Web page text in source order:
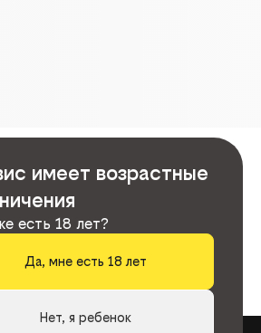
имеет возрастные
есть 18 лет?
Да, мне есть 18 лет
Нет, я ребенок